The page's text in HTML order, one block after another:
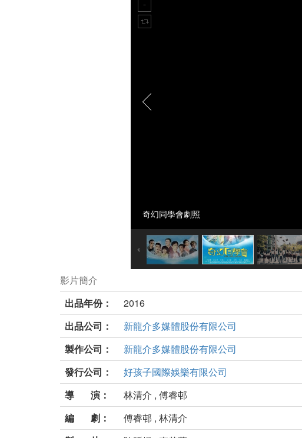
奇幻同學會劇照
影片簡介
出品年份：
2016
出品公司：
新龍介多媒體股份有限公司
製作公司：
新龍介多媒體股份有限公司
發行公司：
好孩子國際娛樂有限公司
導 演：
林清介 , 傅睿邨
編 劇：
傅睿邨 , 林清介